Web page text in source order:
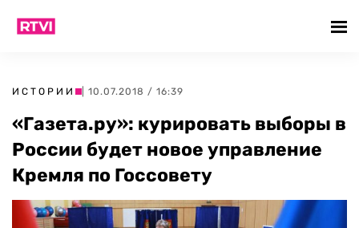
ИСТОРИИ | 10.07.2018 / 16:39
«Газета.ру»: курировать выборы в
России будет новое управление
Кремля по Госсовету